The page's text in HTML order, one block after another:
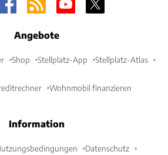
Angebote
Shop Stellplatz-App Stellplatz-Atlas
Wohnmobil finanzieren
Information
Datenschutz